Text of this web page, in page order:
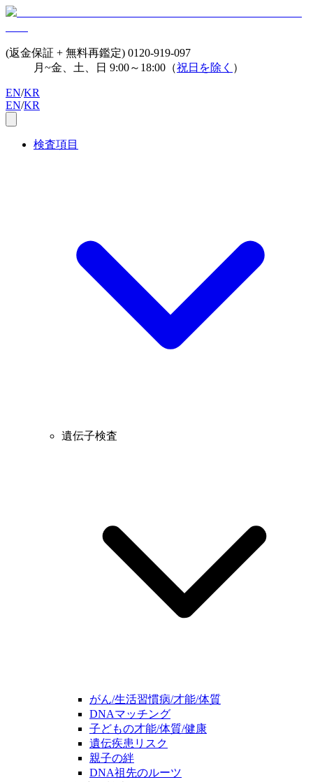
(返金保証 + 無料再鑑定) 0120-919-097
月~金、土、日 9:00～18:00（祝日を除く ）
EN/KR
EN/KR
検査項目
遺伝子検査
がん/生活習慣病/才能/体質
DNAマッチング
子どもの才能/体質/健康
遺伝疾患リスク
親子の絆
DNA祖先のルーツ